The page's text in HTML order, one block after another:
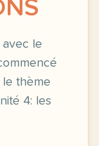
le
thème
4: les